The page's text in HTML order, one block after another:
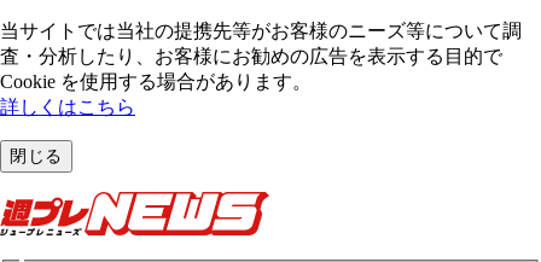
当サイトでは当社の提携先等がお客様のニーズ等について調
査・分析したり、お客様にお勧めの広告を表⽰する⽬的で
Cookie を使⽤する場合があります。
詳しくはこちら
閉じる